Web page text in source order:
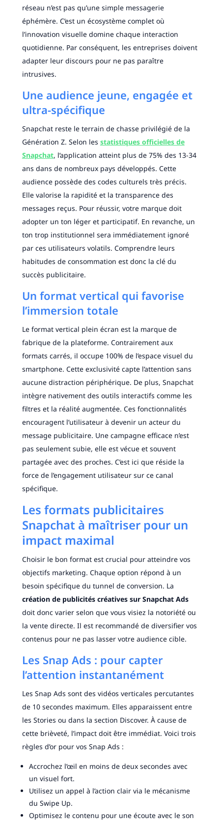
réseau n’est pas qu’une simple messagerie
éphémère. C’est un écosystème complet où
l’innovation visuelle domine chaque interaction
quotidienne. Par conséquent, les entreprises doivent
adapter leur discours pour ne pas paraître
intrusives.
Une audience jeune, engagée et
ultra-spécifique
Snapchat reste le terrain de chasse privilégié de la
Génération Z. Selon les statistiques officielles de
Snapchat, l’application atteint plus de 75% des 13-34
ans dans de nombreux pays développés. Cette
audience possède des codes culturels très précis.
Elle valorise la rapidité et la transparence des
messages reçus. Pour réussir, votre marque doit
adopter un ton léger et participatif. En revanche, un
ton trop institutionnel sera immédiatement ignoré
par ces utilisateurs volatils. Comprendre leurs
habitudes de consommation est donc la clé du
succès publicitaire.
Un format vertical qui favorise
l’immersion totale
Le format vertical plein écran est la marque de
fabrique de la plateforme. Contrairement aux
formats carrés, il occupe 100% de l’espace visuel du
smartphone. Cette exclusivité capte l’attention sans
aucune distraction périphérique. De plus, Snapchat
intègre nativement des outils interactifs comme les
filtres et la réalité augmentée. Ces fonctionnalités
encouragent l’utilisateur à devenir un acteur du
message publicitaire. Une campagne efficace n’est
pas seulement subie, elle est vécue et souvent
partagée avec des proches. C’est ici que réside la
force de l’engagement utilisateur sur ce canal
spécifique.
Les formats publicitaires
Snapchat à maîtriser pour un
impact maximal
Choisir le bon format est crucial pour atteindre vos
objectifs marketing. Chaque option répond à un
besoin spécifique du tunnel de conversion. La
création de publicités créatives sur Snapchat Ads
doit donc varier selon que vous visiez la notoriété ou
la vente directe. Il est recommandé de diversifier vos
contenus pour ne pas lasser votre audience cible.
Les Snap Ads : pour capter
l’attention instantanément
Les Snap Ads sont des vidéos verticales percutantes
de 10 secondes maximum. Elles apparaissent entre
les Stories ou dans la section Discover. À cause de
cette brièveté, l’impact doit être immédiat. Voici trois
règles d’or pour vos Snap Ads :
Accrochez l’œil en moins de deux secondes avec
un visuel fort.
Utilisez un appel à l’action clair via le mécanisme
du Swipe Up.
Optimisez le contenu pour une écoute avec le son